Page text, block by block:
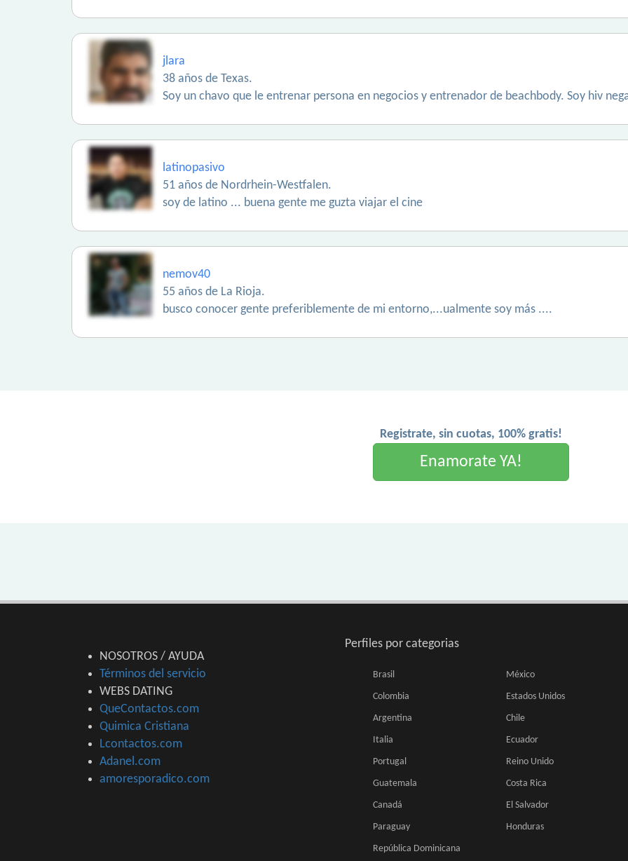
jlara
38 años de Texas.
Soy un chavo que le entrenar persona en negocios y entrenador de beachbody. Soy hiv
latinopasivo
51 años de Nordrhein-Westfalen.
soy de latino ... buena gente me guzta viajar el cine
nemov40
55 años de La Rioja.
busco conocer gente preferiblemente de mi entorno,...ualmente soy más ....
Registrate, sin cuotas, 100% gratis!
Enamorate YA!
NOSOTROS / AYUDA
Términos del servicio
WEBS DATING
QueContactos.com
Quimica Cristiana
Lcontactos.com
Adanel.com
amoresporadico.com
Perfiles por categorias
Brasil México
Colombia Estados Unidos
Argentina Chile
Italia Ecuador
Portugal Reino Unido
Guatemala Costa Rica
Canadá El Salvador
Paraguay Honduras
República Dominicana